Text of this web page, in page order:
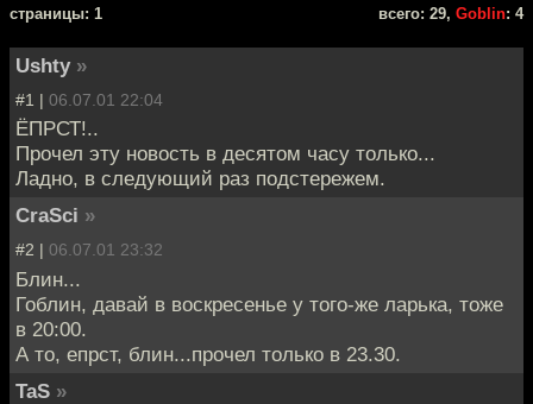
cтраницы: 1 всего: 29, Goblin: 4
Ushty »
#1 | 06.07.01 22:04
ЁПРСТ!..
Прочел эту новость в десятом часу только...
Ладно, в следующий раз подстережем.
CraSci »
#2 | 06.07.01 23:32
Блин...
Гоблин, давай в воскресенье у того-же ларька, тоже
в 20:00.
А то, епрст, блин...прочел только в 23.30.
TaS »